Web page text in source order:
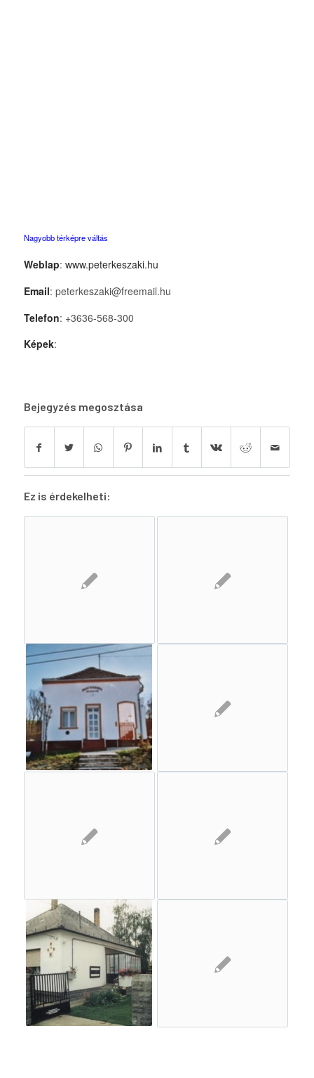
Nagyobb térképre váltás
Weblap: www.peterkeszaki.hu
Email: peterkeszaki@freemail.hu
Telefon: +3636-568-300
Képek:
Bejegyzés megosztása
Ez is érdekelheti: